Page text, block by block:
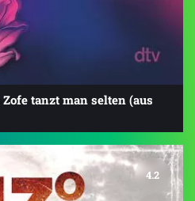
tanzt man selten (aus
4.2